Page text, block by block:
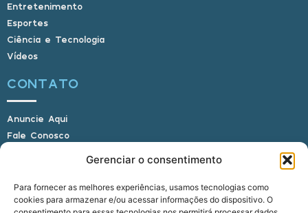
Gerenciar o consentimento
Para fornecer as melhores experiências, usamos tecnologias como
cookies para armazenar e/ou acessar informações do dispositivo. O
Entretenimento
Esportes
Ciência e Tecnologia
Vídeos
CONTATO
Anuncie Aqui
Fale Conosco